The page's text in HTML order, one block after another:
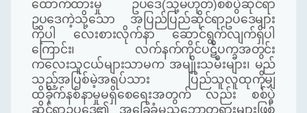
ထောက်ထားမှု ဥပဒေ(သို့မဟုတ်)စစ်ပွဲဆိုင်ရာ
ဥပဒေကဲ့သို့သော အပြည်ပြည်ဆိုင်ရာဥပဒေများ
ကိုပါ လေးစားလိုက်နာ ဆောင်ရွက်လျက်ရှိပါ
ကြောင်း၊ လက်နက်ကိုင်ပဋိပက္ခအတွင်း
ကလေးသူငယ်များသာမက အမျိုးသမီးများ၊ မည်
သည့်အပြစ်မဲ့အရပ်သား ပြည်သူလူထုကိုမျှ
ထိခိုက်နစ်နာမှုမရှိစေရေးအတွက် လည်း စစ်ပွဲ
ဆိုင်ရာဥပဒေ၏ အခြေခံမူသဘောတရားများဖြစ်